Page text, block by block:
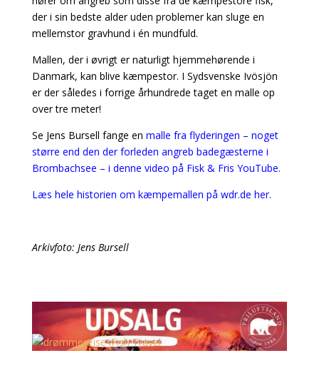
der i sin bedste alder uden problemer kan sluge en
mellemstor gravhund i én mundfuld.
Mallen, der i øvrigt er naturligt hjemmehørende i
Danmark, kan blive kæmpestor. I Sydsvenske Ivösjön
er der således i forrige århundrede taget en malle op
over tre meter!
Se Jens Bursell fange en malle fra flyderingen – noget
større end den der forleden angreb badegæsterne i
Brombachsee – i denne video på Fisk & Fris YouTube.
Læs hele historien om kæmpemallen på wdr.de her.
Arkivfoto: Jens Bursell